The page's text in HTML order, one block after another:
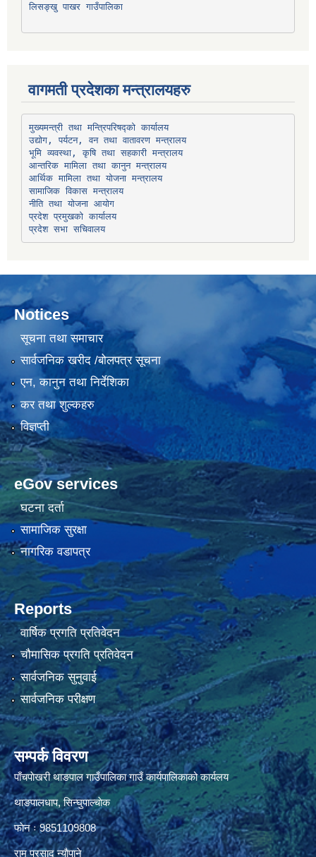
लिसङ्खु पाखर गाउँपालिका
वागमती प्रदेशका मन्त्रालयहरु
मुख्यमन्त्री तथा मन्त्रिपरिषद्को कार्यालय
उद्योग, पर्यटन, वन तथा वातावरण मन्त्रालय
भूमि व्यवस्था, कृषि तथा सहकारी मन्त्रालय
आन्तरिक मामिला तथा कानुन मन्त्रालय
आर्थिक मामिला तथा योजना मन्त्रालय
सामाजिक विकास मन्त्रालय
नीति तथा योजना आयोग
प्रदेश प्रमुखको कार्यालय
प्रदेश सभा सचिवालय
Notices
सूचना तथा समाचार
सार्वजनिक खरीद /बोलपत्र सूचना
एन, कानुन तथा निर्देशिका
कर तथा शुल्कहरु
विज्ञप्ती
eGov services
घटना दर्ता
सामाजिक सुरक्षा
नागरिक वडापत्र
Reports
वार्षिक प्रगति प्रतिवेदन
चौमासिक प्रगति प्रतिवेदन
सार्वजनिक सुनुवाई
सार्वजनिक परीक्षण
सम्पर्क विवरण
पाँचपाेखरी थाङपाल गाउँपालिका गाउँ कार्यपालिकाको कार्यलय
थाङपालधाप, सिन्घुपाल्चाेक
फाेन ः 9851109808
राम प्रसाद न्याैपाने